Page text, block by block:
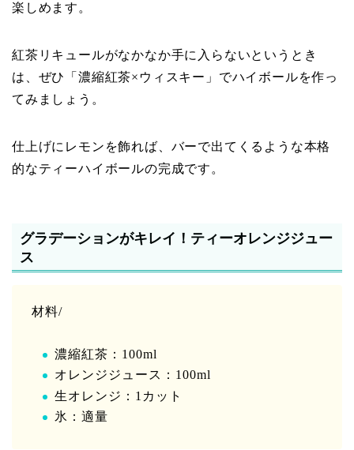
楽しめます。
紅茶リキュールがなかなか手に入らないというとき
は、ぜひ「濃縮紅茶×ウィスキー」でハイボールを作っ
てみましょう。
仕上げにレモンを飾れば、バーで出てくるような本格
的なティーハイボールの完成です。
グラデーションがキレイ！ティーオレンジジュー
ス
材料/
濃縮紅茶：100ml
オレンジジュース：100ml
生オレンジ：1カット
氷：適量